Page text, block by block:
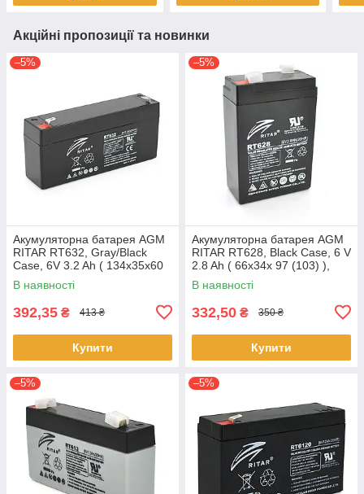
Акційні пропозиції та новинки
–5%
Акумуляторна батарея AGM
RITAR RT632, Gray/Black
Case, 6V 3.2 Ah ( 134х35х60
(66) ),0.65 kg Q10
В наявності
392,35 ₴ 413 ₴
Купити
–5%
Акумуляторна батарея AGM
RITAR RT628, Black Case, 6 V
2.8 Ah ( 66х34х 97 (103) ),
0.57 kg Q25
В наявності
332,50 ₴ 350 ₴
Купити
–5% –5%